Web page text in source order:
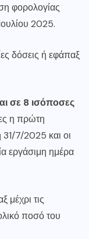
φορολογίας
2025.
δόσεις ή εφάπαξ
σε 8 ισόποσες
η πρώτη
31/7/2025 και οι
εργάσιμη ημέρα
μέχρι τις
ποσό του